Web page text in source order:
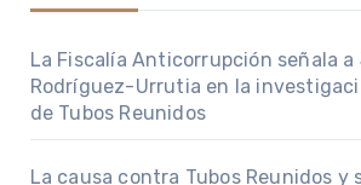
La Fiscalía Anticorrupción señala a
Rodríguez-Urrutia en la
de Tubos Reunidos
La causa contra Tubos Reunidos y